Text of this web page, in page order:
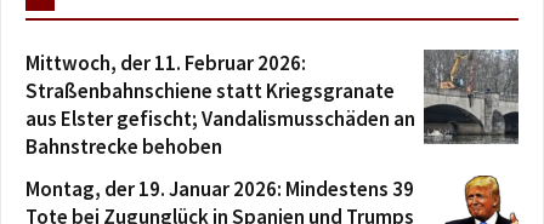
Mittwoch, der 11. Februar 2026:
Straßenbahnschiene statt Kriegsgranate
aus Elster gefischt; Vandalismusschäden an
Bahnstrecke behoben
Montag, der 19. Januar 2026: Mindestens 39
Tote bei Zugunglück in Spanien und Trumps